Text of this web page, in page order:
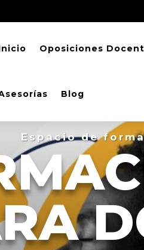
Oposiciones
Blog
Espacio de